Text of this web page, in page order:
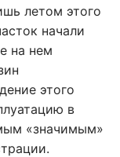
летом этого
начали
на нем
этого
в
«значимым»